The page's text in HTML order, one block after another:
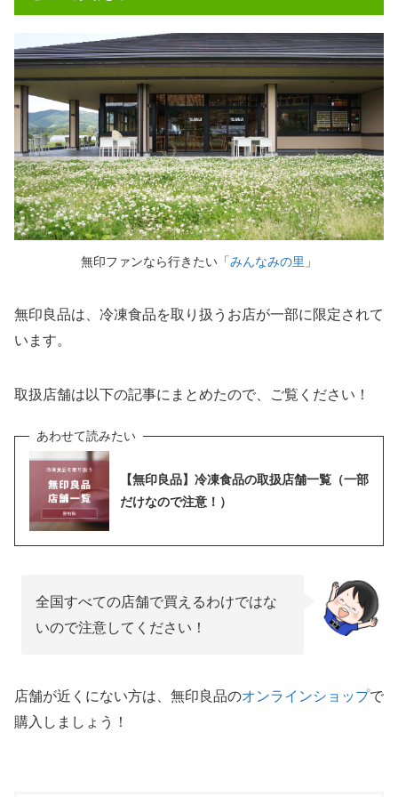
無印ファンなら行きたい「みんなみの里 」
無印良品は、冷凍食品を取り扱うお店が一部に限定されて
います。
取扱店舗は以下の記事にまとめたので、ご覧ください！
【無印良品】冷凍食品の取扱店舗一覧（一部
だけなので注意！）
全国すべての店舗で買えるわけではな
いので注意してください！
店舗が近くにない方は、無印良品のオンラインショップで
購入しましょう！